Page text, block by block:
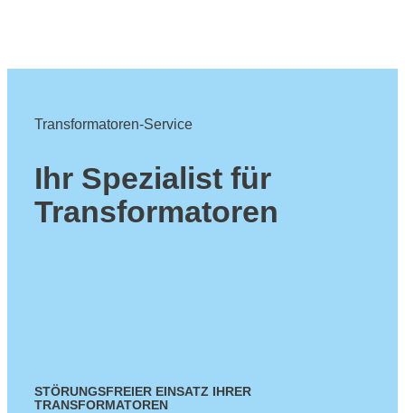
Transformatoren-Service
Ihr Spezialist für
Transformatoren
STÖRUNGSFREIER EINSATZ IHRER
TRANSFORMATOREN